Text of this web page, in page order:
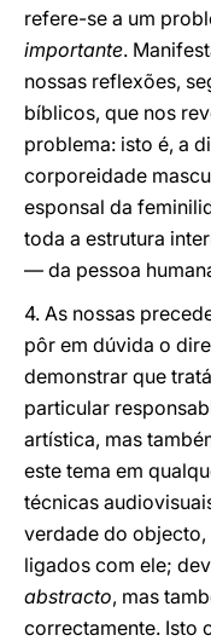
refere-se a um
importante.
nossas reflexões,
bíblicos, que nos
problema: isto é, a
corporeidade
esponsal da
toda a estrutura
— da pessoa
4. As nossas
pôr em dúvida o
demonstrar que
particular
artística, mas
este tema em
técnicas
verdade do objecto,
ligados com ele;
abstracto, mas
correctamente. Isto